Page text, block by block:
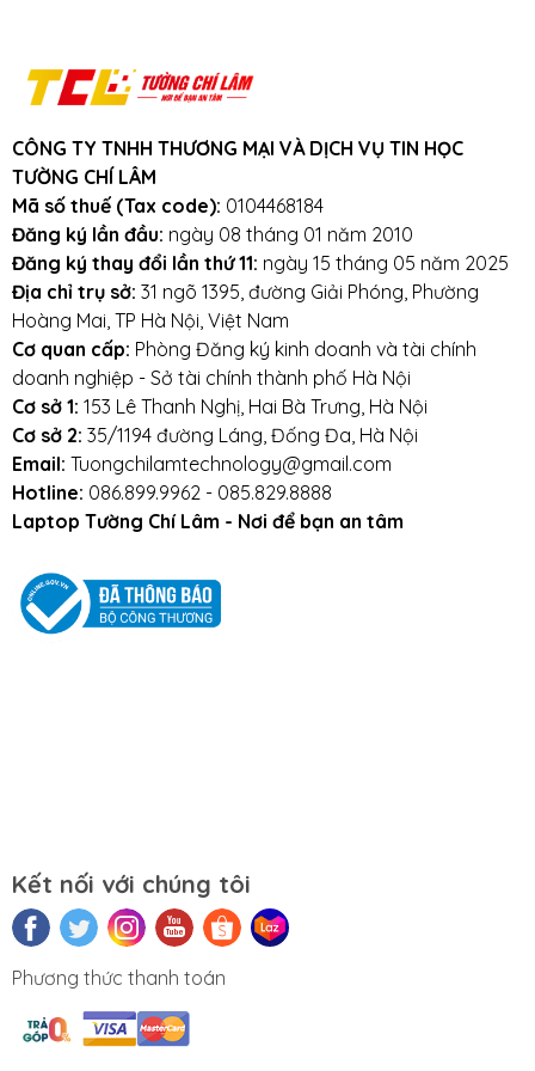
hàng từ 1 triệu trở lên trong bán kính
Cam kết:Tường Chí Lâmchỉ bán hàng
chất lượng cao. Với tiêu chí chất lượng là
hàng đầu, chúng thôi cam kết không bán
hàng kém chất lượng, gây ảnh hưởng
đến laptop của khách hàng. Tường Chí
Lâm – Điểm 10 cho sự tin cậy
Lưu ý khi sử dụng pin laptop:
Tránh pin bị va đập, rơi vỡ, móp méo, tác
động vật lý bên ngoài vào
Tránh pin tiếp xúc với nước.
Tắt các ứng dụng không cần thiết khi sử dụng
laptop.
Tắt máy khi không sử dụng.
Địa chỉ: Số 153 Lê Thanh Nghị- Phường
Đồng Tâm- Quận Hai Bà Trưng- Hà Nội.
Website:
https://tuongchilam.com
CÔNG TY TNHH THƯƠNG MẠI VÀ DỊCH VỤ TIN HỌC
TƯỜNG CHÍ LÂM
Mã số thuế (Tax code): 0104468184
Đăng ký lần đầu: ngày 08 tháng 01 năm 2010
Đăng ký thay đổi lần thứ 11: ngày 15 tháng 05 năm 2025
Địa chỉ trụ sở: 31 ngõ 1395, đường Giải Phóng, Phường
Hoàng Mai, TP Hà Nội, Việt Nam
Cơ quan cấp: Phòng Đăng ký kinh doanh và tài chính
doanh nghiệp - Sở tài chính thành phố Hà Nội
Cơ sở 1: 153 Lê Thanh Nghị, Hai Bà Trưng, Hà Nội
Cơ sở 2: 35/1194 đường Láng, Đống Đa, Hà Nội
Email: Tuongchilamtechnology@gmail.com
Hotline: 086.899.9962 - 085.829.8888
Laptop Tường Chí Lâm - Nơi để bạn an tâm
Kết nối với chúng tôi
Phương thức thanh toán